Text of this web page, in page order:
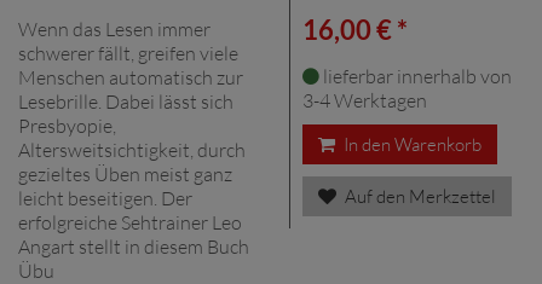
Wenn das Lesen immer
schwerer fällt, greifen viele
Menschen automatisch zur
Lesebrille. Dabei lässt sich
Presbyopie,
Altersweitsichtigkeit, durch
gezieltes Üben meist ganz
leicht beseitigen. Der
erfolgreiche Sehtrainer Leo
Angart stellt in diesem Buch
Übu
16,00 € *
lieferbar innerhalb von
3-4 Werktagen
In den Warenkorb
Auf den Merkzettel